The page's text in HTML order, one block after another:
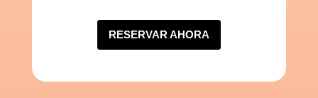
RESERVAR AHORA